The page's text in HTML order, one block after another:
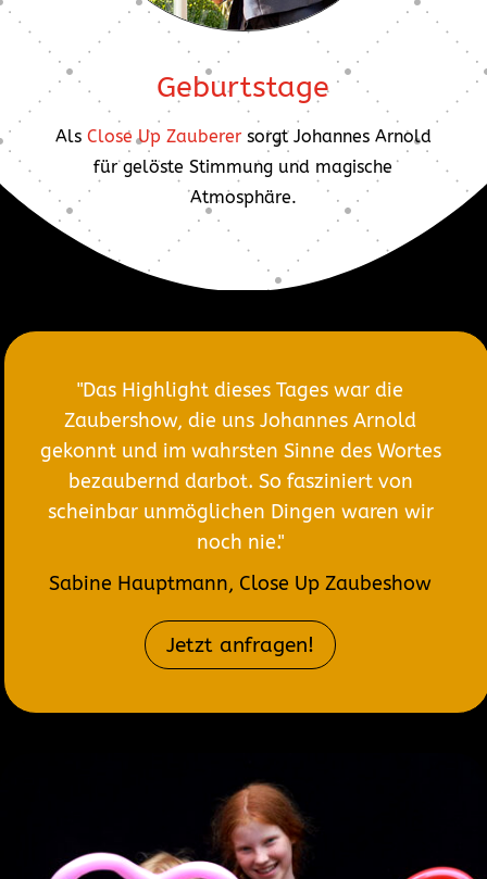
Geburtstage
Als Close Up Zauberersorgt Johannes Arnold
für gelöste Stimmung und magische
Atmosphäre.
"Das Highlight dieses Tages war die
Zaubershow, die uns Johannes Arnold
gekonnt und im wahrsten Sinne des Wortes
bezaubernd darbot. So fasziniert von
scheinbar unmöglichen Dingen waren wir
noch nie."
Sabine Hauptmann, Close Up Zaubeshow
Jetzt anfragen!